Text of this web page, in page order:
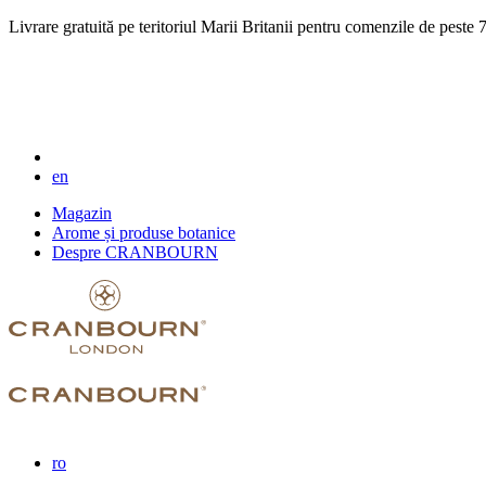
Livrare gratuită pe teritoriul Marii Britanii pentru comenzile de peste
en
Magazin
Arome și produse botanice
Despre CRANBOURN
ro